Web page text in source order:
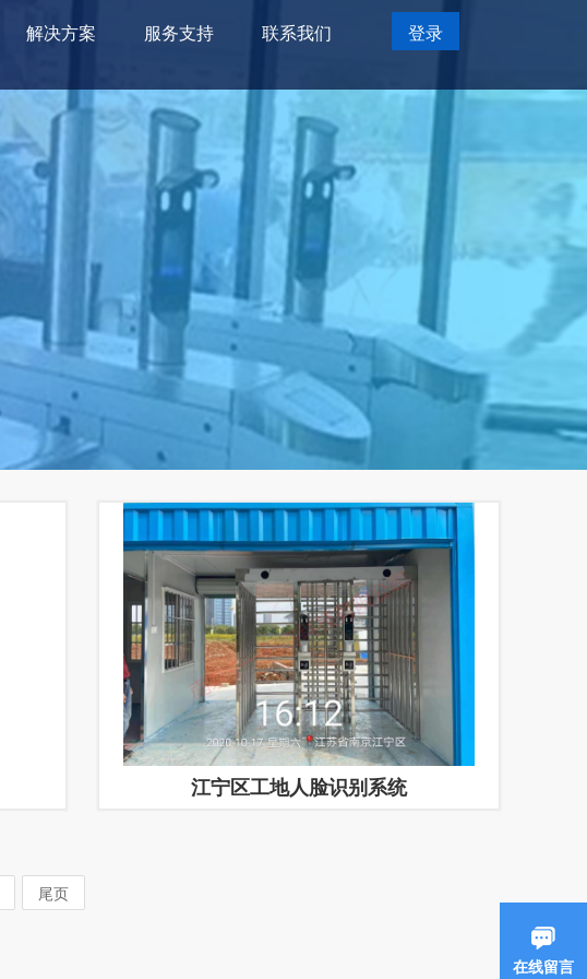
解决方案 服务支持 联系我们 登录
江宁区工地人脸识别系统
尾页
在线留言